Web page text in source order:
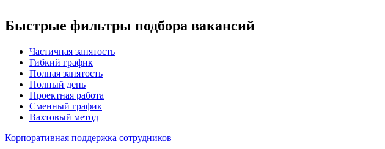
Быстрые фильтры подбора вакансий
Частичная занятость
Гибкий график
Полная занятость
Полный день
Проектная работа
Сменный график
Вахтовый метод
Корпоративная поддержка сотрудников